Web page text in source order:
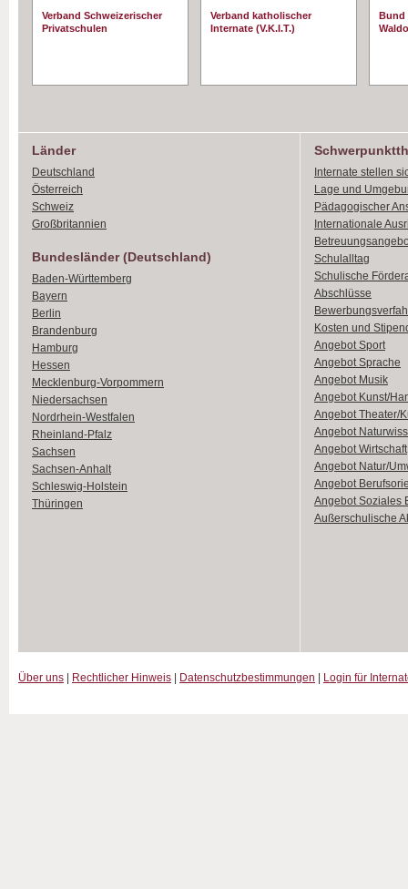
Verband Schweizerischer
Privatschulen
Verband katholischer
Internate (V.K.I.T.)
Bund
Länder
Deutschland
Österreich
Schweiz
Großbritannien
Bundesländer (Deutschland)
Baden-Württemberg
Bayern
Berlin
Brandenburg
Hamburg
Hessen
Mecklenburg-Vorpommern
Niedersachsen
Nordrhein-Westfalen
Rheinland-Pfalz
Sachsen
Sachsen-Anhalt
Schleswig-Holstein
Thüringen
Internate stellen
Lage und
Pädagogischer
Internationale
Schulalltag
Schulische
Abschlüsse
Kosten und
Angebot Sport
Angebot Sprache
Angebot Musik
Angebot Kunst/
Angebot Theater/
Angebot
Angebot Wirtschaft
Angebot Natur/
Angebot
Angebot Soziales
Außerschulische
Über uns Rechtlicher Hinweis Datenschutzbestimmungen Login für